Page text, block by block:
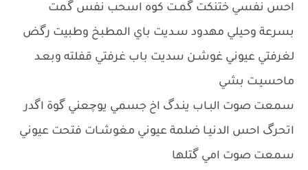
احس نفسي ختنكت گمـت كوه اسحب نفس گمت
بسرعة وحيلي مهدود سـديت باي المطبخ وطبيت رگض
لغرفتي عيوني غوشـن سديت باب غرفتي قفلته وبعـد
ماحسيـت بشي
سمعت صوت البـاب ينـدگ اخ جسمي يوچعني گوة اگدر
اتحرگ احس الدنيـا ضلمة عيوني مغوشـات فتحت عيوني
سمعت صوت امي گتلها